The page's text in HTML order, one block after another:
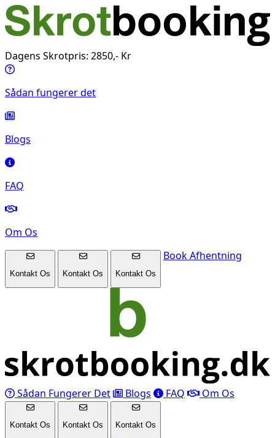
Dagens Skrotpris: 2850,- Kr
Sådan fungerer det
Blogs
FAQ
Om Os
Kontakt Os Kontakt Os Kontakt Os
Book Afhentning
Sådan Fungerer Det Blogs FAQ Om Os
Kontakt Os Kontakt Os Kontakt Os